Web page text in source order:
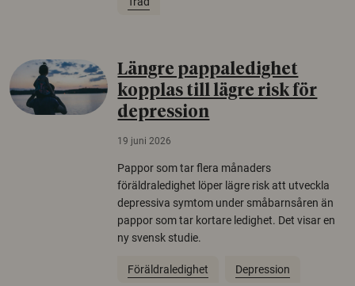
Längre pappaledighet
kopplas till lägre risk för
depression
19 juni 2026
Pappor som tar flera månaders
föräldraledighet löper lägre risk att utveckla
depressiva symtom under småbarnsåren än
pappor som tar kortare ledighet. Det visar en
ny svensk studie.
Föräldraledighet Depression